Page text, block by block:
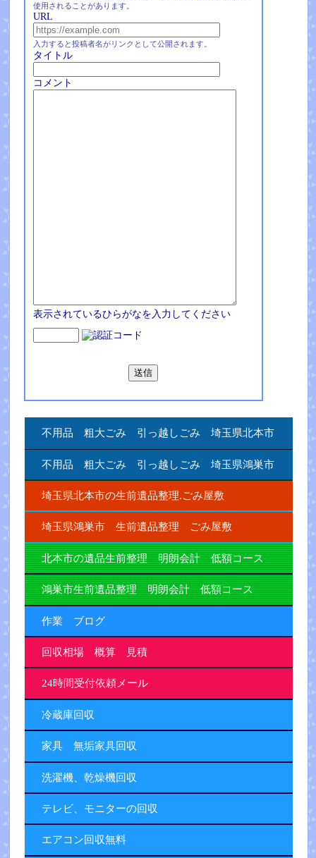
使用されることがあります。
URL
入力すると投稿者名がリンクとして公開されます。
タイトル
コメント
表示されているひらがなを入力してください
不用品 粗大ごみ 引っ越しごみ 埼玉県北本市
不用品 粗大ごみ 引っ越しごみ 埼玉県鴻巣市
埼玉県北本市の生前遺品整理.ごみ屋敷
埼玉県鴻巣市 生前遺品整理 ごみ屋敷
北本市の遺品生前整理 明朗会計 低額コース
鴻巣市生前遺品整理 明朗会計 低額コース
作業 ブログ
回収相場 概算 見積
24時間受付依頼メール
冷蔵庫回収
家具 無垢家具回収
洗濯機、乾燥機回収
テレビ、モニターの回収
エアコン回収無料